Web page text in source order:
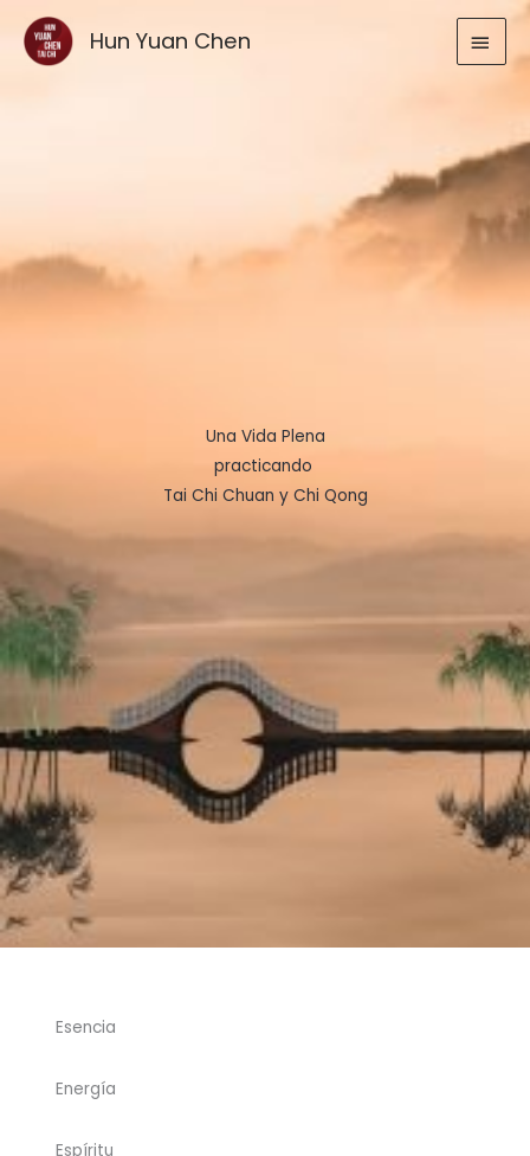
contenido
Hun Yuan Chen
Una Vida Plena
practicando
Tai Chi Chuan y Chi Qong
Esencia
Energía
Espíritu